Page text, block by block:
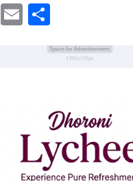
Mastodon
Email